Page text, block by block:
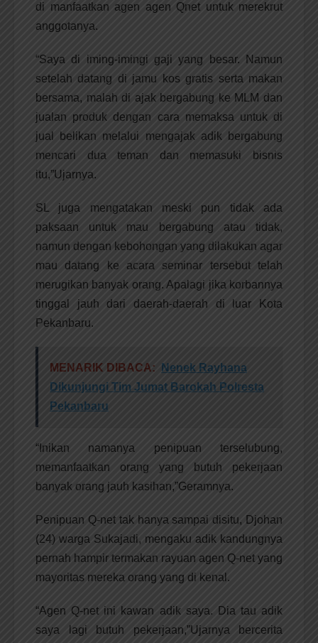
di manfaatkan agen agen Qnet untuk merekrut
anggotanya.
“Saya di iming-imingi gaji yang besar. Namun
setelah datang di jamu kos gratis serta makan
bersama, malah di ajak bergabung ke MLM dan
jualan produk dengan cara memaksa untuk di
jual belikan melalui mengajak adik bergabung
mencari dua teman dan memasuki bisnis
itu,”Ujarnya.
SL juga mengatakan meski pun tidak ada
paksaan untuk mau bergabung atau tidak,
namun dengan kebohongan yang dilakukan agar
mau datang ke acara seminar tersebut telah
merugikan banyak orang. Apalagi jika korbannya
tinggal jauh dari daerah-daerah di luar Kota
Pekanbaru.
MENARIK DIBACA:
Nenek Rayhana
Dikunjungi Tim Jumat Barokah Polresta
Pekanbaru
“Inikan namanya penipuan terselubung,
memanfaatkan orang yang butuh pekerjaan
banyak orang jauh kasihan,”Geramnya.
Penipuan Q-net tak hanya sampai disitu, Djohan
(24) warga Sukajadi, mengaku adik kandungnya
pernah hampir termakan rayuan agen Q-net yang
mayoritas mereka orang yang di kenal.
“Agen Q-net ini kawan adik saya. Dia tau adik
saya lagi butuh pekerjaan,”Ujarnya bercerita